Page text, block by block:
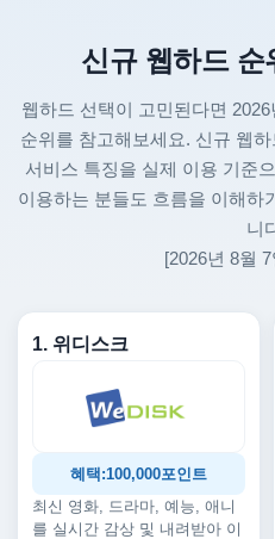
신규 웹하드 순
웹하드 선택이 고민된다면
순위를 참고해보세요. 신규 웹
서비스 특징을 실제 이용 기준
이용하는 분들도 흐름을 이해하
니
[2026년 8월
1. 위디스크
혜택:100,000포인트
최신 영화, 드라마, 예능, 애니
를 실시간 감상 및 내려받아 이